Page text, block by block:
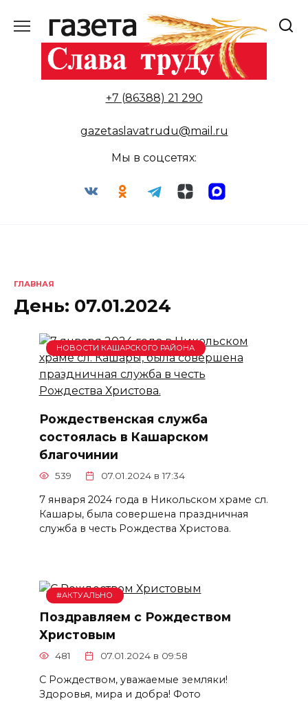
содержанию
+7 (86388) 21 290
gazetaslavatrudu@mail.ru
Мы в соцсетях:
ГЛАВНАЯ
День: 07.01.2024
НОВОСТИ КАШАРСКОГО РАЙОНА
Рождественская служба
состоялась в Кашарском
благочинии
539 07.01.2024 в 17:34
7 января 2024 года в Никольском храме сл.
Кашары, была совершена праздничная
служба в честь Рождества Христова.
#АКТУАЛЬНО
Поздравляем с Рождеством
Христовым
481 07.01.2024 в 09:58
С Рождеством, уважаемые земляки!
Здоровья, мира и добра! Фото